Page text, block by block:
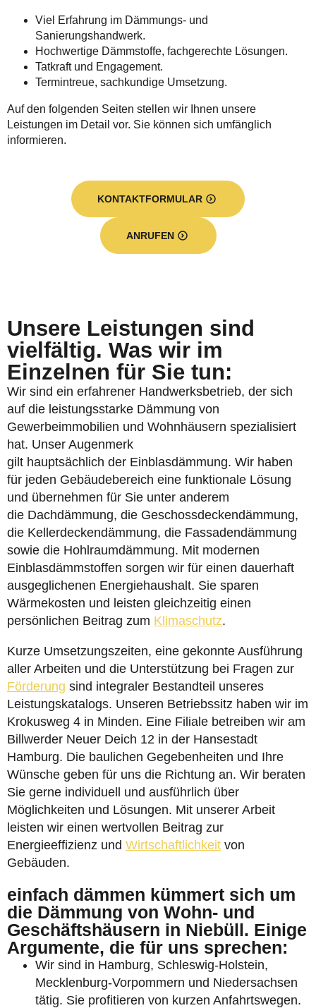
Viel Erfahrung im Dämmungs- und
Sanierungshandwerk.
Hochwertige Dämmstoffe, fachgerechte Lösungen.
Tatkraft und Engagement.
Termintreue, sachkundige Umsetzung.
Auf den folgenden Seiten stellen wir Ihnen unsere
Leistungen im Detail vor. Sie können sich umfänglich
informieren.
KONTAKTFORMULAR
ANRUFEN
Unsere Leistungen sind
vielfältig. Was wir im
Einzelnen für Sie tun:
Wir sind ein erfahrener Handwerksbetrieb, der sich
auf die leistungsstarke Dämmung von
Gewerbeimmobilien und Wohnhäusern spezialisiert
hat. Unser Augenmerk
gilt hauptsächlich der Einblasdämmung. Wir haben
für jeden Gebäudebereich eine funktionale Lösung
und übernehmen für Sie unter anderem
die Dachdämmung, die Geschossdeckendämmung,
die Kellerdeckendämmung, die Fassadendämmung
sowie die Hohlraumdämmung. Mit modernen
Einblasdämmstoffen sorgen wir für einen dauerhaft
ausgeglichenen Energiehaushalt. Sie sparen
Wärmekosten und leisten gleichzeitig einen
persönlichen Beitrag zum Klimaschutz.
Kurze Umsetzungszeiten, eine gekonnte Ausführung
aller Arbeiten und die Unterstützung bei Fragen zur
Förderung sind integraler Bestandteil unseres
Leistungskatalogs. Unseren Betriebssitz haben wir im
Krokusweg 4 in Minden. Eine Filiale betreiben wir am
Billwerder Neuer Deich 12 in der Hansestadt
Hamburg. Die baulichen Gegebenheiten und Ihre
Wünsche geben für uns die Richtung an. Wir beraten
Sie gerne individuell und ausführlich über
Möglichkeiten und Lösungen. Mit unserer Arbeit
leisten wir einen wertvollen Beitrag zur
Energieeffizienz und Wirtschaftlichkeit von
Gebäuden.
einfach dämmen kümmert sich um
die Dämmung von Wohn- und
Geschäftshäusern in Niebüll. Einige
Argumente, die für uns sprechen:
Wir sind in Hamburg, Schleswig-Holstein,
Mecklenburg-Vorpommern und Niedersachsen
tätig. Sie profitieren von kurzen Anfahrtswegen.